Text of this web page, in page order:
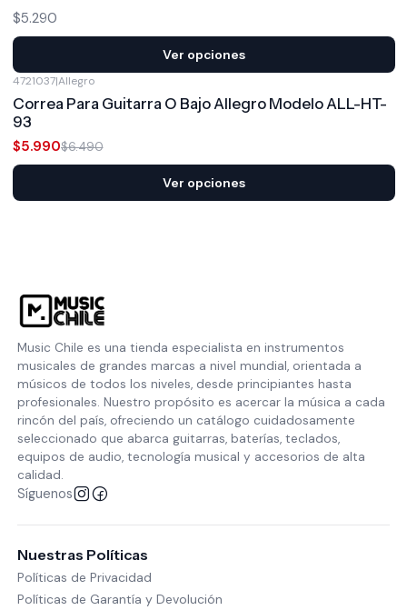
$5.290
Ver opciones
4721037|Allegro
Correa Para Guitarra O Bajo Allegro Modelo ALL-HT-
93
$5.990$6.490
Ver opciones
Music Chile es una tienda especialista en instrumentos
musicales de grandes marcas a nivel mundial, orientada a
músicos de todos los niveles, desde principiantes hasta
profesionales. Nuestro propósito es acercar la música a cada
rincón del país, ofreciendo un catálogo cuidadosamente
seleccionado que abarca guitarras, baterías, teclados,
equipos de audio, tecnología musical y accesorios de alta
calidad.
Síguenos
Nuestras Políticas
Políticas de Privacidad
Políticas de Garantía y Devolución